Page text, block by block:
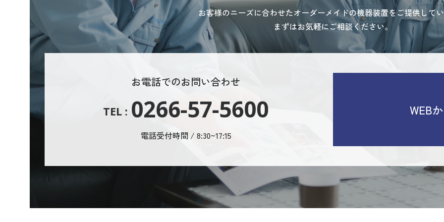
お客様のニーズに合わせたオーダーメイドの機器装置をご提供して
まずはお気軽にご相談ください。
お電話でのお問い合わせ
TEL : 0266-57-5600
電話受付時間 / 8:30~17:15
WEB